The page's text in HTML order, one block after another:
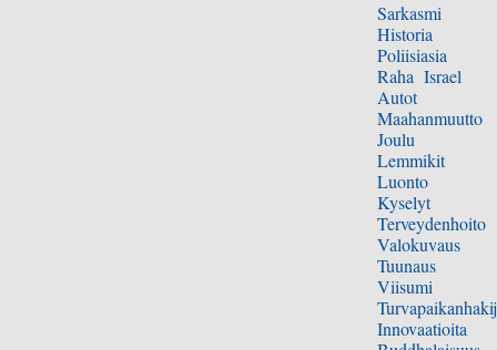
Sarkasmi
Historia
Poliisiasia
Raha Israel
Autot
Maahanmuutto
Joulu
Lemmikit
Luonto
Kyselyt
Terveydenhoito
Valokuvaus
Tuunaus
Viisumi
Innovaatioita